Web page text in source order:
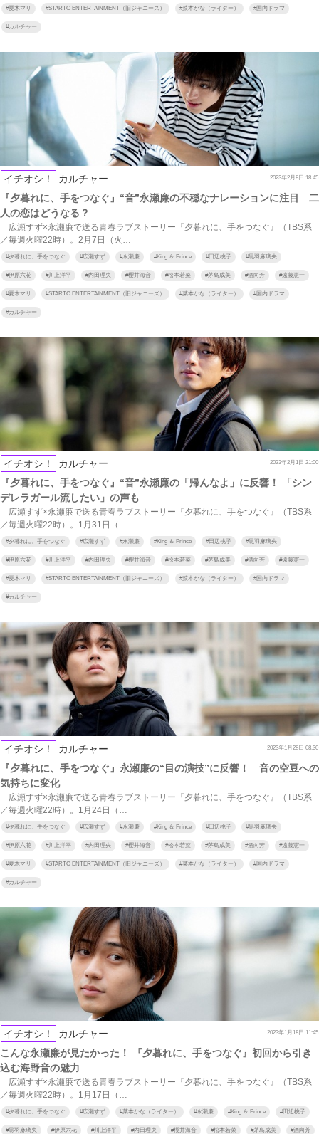
#夏木マリ #STARTO ENTERTAINMENT（旧ジャニーズ） #菜本かな（ライター） #国内ドラマ
#カルチャー
イチオシ！ カルチャー 2023年2月8日 18:45
『夕暮れに、手をつなぐ』“音”永瀬廉の不穏なナレーションに注目 二
人の恋はどうなる？
広瀬すず×永瀬廉で送る青春ラブストーリー『夕暮れに、手をつなぐ』（TBS系
／毎週火曜22時）。2月7日（火…
#夕暮れに、手をつなぐ #広瀬すず #永瀬廉 #King ＆ Prince #田辺桃子 #黒羽麻璃央
#伊原六花 #川上洋平 #内田理央 #櫻井海音 #松本若菜 #茅島成美 #酒向芳 #遠藤憲一
#夏木マリ #STARTO ENTERTAINMENT（旧ジャニーズ） #菜本かな（ライター） #国内ドラマ
#カルチャー
イチオシ！ カルチャー 2023年2月1日 21:00
『夕暮れに、手をつなぐ』“音”永瀬廉の「帰んなよ」に反響！ 「シン
デレラガール流したい」の声も
広瀬すず×永瀬廉で送る青春ラブストーリー『夕暮れに、手をつなぐ』（TBS系
／毎週火曜22時）。1月31日（…
#夕暮れに、手をつなぐ #広瀬すず #永瀬廉 #King ＆ Prince #田辺桃子 #黒羽麻璃央
#伊原六花 #川上洋平 #内田理央 #櫻井海音 #松本若菜 #茅島成美 #酒向芳 #遠藤憲一
#夏木マリ #STARTO ENTERTAINMENT（旧ジャニーズ） #菜本かな（ライター） #国内ドラマ
#カルチャー
イチオシ！ カルチャー 2023年1月28日 08:30
『夕暮れに、手をつなぐ』永瀬廉の“目の演技”に反響！ 音の空豆への
気持ちに変化
広瀬すず×永瀬廉で送る青春ラブストーリー『夕暮れに、手をつなぐ』（TBS系
／毎週火曜22時）。1月24日（…
#夕暮れに、手をつなぐ #広瀬すず #永瀬廉 #King ＆ Prince #田辺桃子 #黒羽麻璃央
#伊原六花 #川上洋平 #内田理央 #櫻井海音 #松本若菜 #茅島成美 #酒向芳 #遠藤憲一
#夏木マリ #STARTO ENTERTAINMENT（旧ジャニーズ） #菜本かな（ライター） #国内ドラマ
#カルチャー
イチオシ！ カルチャー 2023年1月18日 11:45
こんな永瀬廉が見たかった！ 『夕暮れに、手をつなぐ』初回から引き
込む海野音の魅力
広瀬すず×永瀬廉で送る青春ラブストーリー『夕暮れに、手をつなぐ』（TBS系
／毎週火曜22時）。1月17日（…
#夕暮れに、手をつなぐ #広瀬すず #菜本かな（ライター） #永瀬廉 #King ＆ Prince #田辺桃子
#黒羽麻璃央 #伊原六花 #川上洋平 #内田理央 #櫻井海音 #松本若菜 #茅島成美 #酒向芳